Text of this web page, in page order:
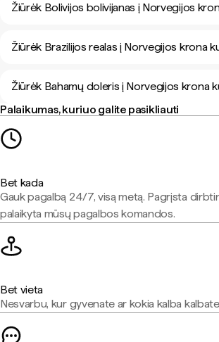
Žiūrėk Bolivijos bolivijanas į Norvegijos
Žiūrėk Brazilijos realas į Norvegijos krona
Žiūrėk Bahamų doleris į Norvegijos krona
Palaikumas, kuriuo galite pasikliauti
Bet kada
Gauk pagalbą 24/7, visą metą. Pagrįsta
palaikyta mūsų pagalbos komandos.
Bet vieta
Nesvarbu, kur gyvenate ar kokia kalba